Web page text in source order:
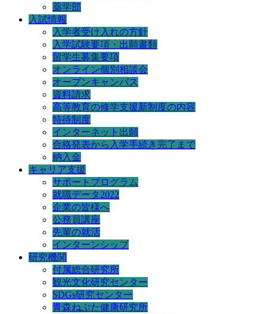
薬学部
入試情報
入学者受け入れの方針
入学試験要項・出願書類
留学生募集要項
オンライン個別相談会
オープンキャンパス
資料請求
高等教育の修学支援新制度の内容
特待制度
インターネット出願
合格発表から入学手続き完了まで
納入金
キャリア支援
サポートプログラム
就職データ2022
企業の皆様へ
公務員講座
先輩の就活
インターンシップ
研究機関
付属総合研究所
観光文化研究センター
SDGs研究センター
青森ねぶた健康研究所